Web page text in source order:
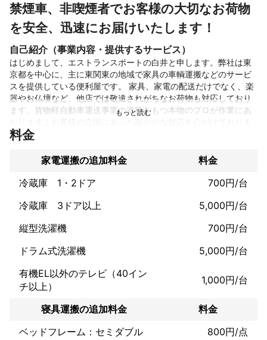
禁煙車、非喫煙者でお客様の大切なお荷物
を安全、迅速にお届けいたします！
自己紹介（事業内容・提供するサービス）
はじめまして、エストランスポートの白井と申します。弊社は東
京都を中心に、主に東関東の地域で家具の車輌運搬などのサービ
スを提供している便利屋です。 家具、家電の配送だけでなく、楽
器やお仏壇など、他店では敬遠されがちなお荷物も対応しており
ます。貨物軽自動車運送事業の資格をもつ本物のプロが作業にあ
すので、ぜひ家具の車両運搬でお困りの場合はご検討ください！
年間実績500件超の豊富な経験を持つスタッフがお客様の大切な
り添うサービスが好評で、口コミでは満点の星5をいただいてお
アピールポイント
お客様のご要望にお応えするために夜間や早朝など、年中無休で
対応いたします！女性スタッフも在籍しているため、部屋に男性
を入れたくないなど希望があれば指名していただくことも可能で
す。また駐車場代金は当店が負担しますので、ご安心ください！
料金
家電運搬の追加料金
料金
冷蔵庫 1・2ドア
700円/台
冷蔵庫 3ドア以上
5,000円/台
縦型洗濯機
700円/台
ドラム式洗濯機
5,000円/台
有機EL以外のテレビ（40イン
チ以上）
1,000円/台
寝具運搬の追加料金
料金
ベッドフレーム：セミダブル
800円/点